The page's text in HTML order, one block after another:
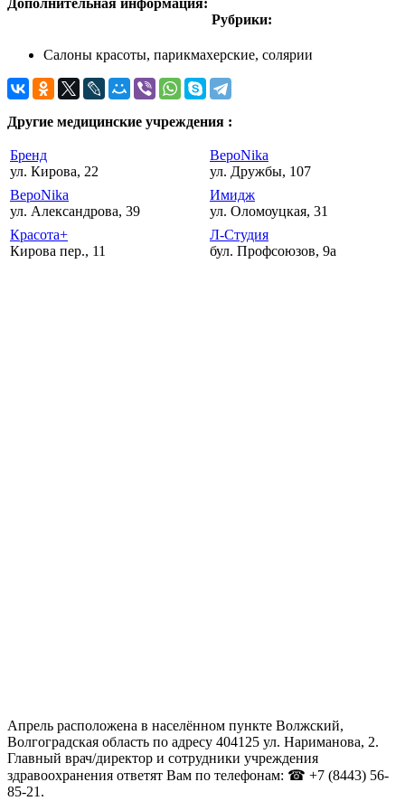
Дополнительная информация:
Рубрики:
Салоны красоты, парикмахерские, солярии
Другие медицинские учреждения :
Бренд
ул. Кирова, 22
ВероNika
ул. Дружбы, 107
ВероNika
ул. Александрова, 39
Имидж
ул. Оломоуцкая, 31
Красота+
Кирова пер., 11
Л-Студия
бул. Профсоюзов, 9а
Апрель расположена в населённом пункте Волжский,
Волгоградская область по адресу 404125 ул. Нариманова, 2.
Главный врач/директор и сотрудники учреждения
здравоохранения ответят Вам по телефонам: ☎ +7 (8443) 56-
85-21.